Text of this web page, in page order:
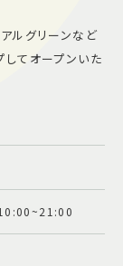
ルグリーンなど
てオープンいた
10:00~21:00